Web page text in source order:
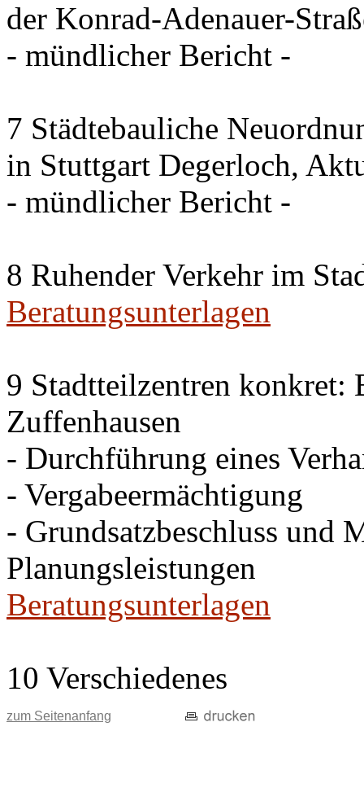
der Konrad-Adenauer-
- mündlicher Bericht -
7 Städtebauliche
in Stuttgart Degerloch,
- mündlicher Bericht -
8 Ruhender Verkehr im
Beratungsunterlagen
9 Stadtteilzentren konkret:
Zuffenhausen
- Durchführung eines
- Vergabeermächtigung
- Grundsatzbeschluss und
Planungsleistungen
Beratungsunterlagen
10 Verschiedenes
zum Seitenanfang